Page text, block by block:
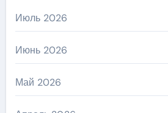
Июль 2026
Июнь 2026
Май 2026